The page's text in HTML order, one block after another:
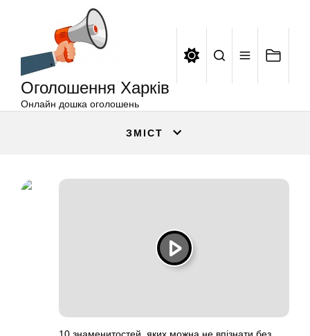
Оголошення Харків
Онлайн дошка оголошень
ЗМІСТ